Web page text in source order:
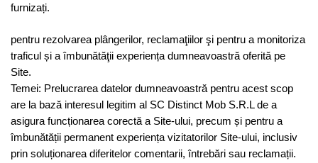
furnizați.
pentru rezolvarea plângerilor, reclamaţiilor şi pentru a monitoriza
traficul și a îmbunătăţii experiența dumneavoastră oferită pe
Site.
Temei: Prelucrarea datelor dumneavoastră pentru acest scop
are la bază interesul legitim al SC Distinct Mob S.R.L de a
asigura funcționarea corectă a Site-ului, precum și pentru a
îmbunătății permanent experiența vizitatorilor Site-ului, inclusiv
prin soluționarea diferitelor comentarii, întrebări sau reclamații.